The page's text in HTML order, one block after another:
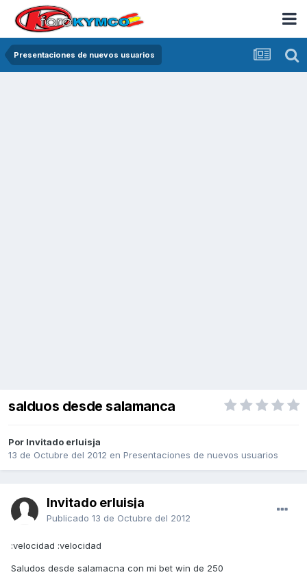
Presentaciones de nuevos usuarios
salduos desde salamanca
Por Invitado erluisja
13 de Octubre del 2012 en Presentaciones de nuevos usuarios
Invitado erluisja
Publicado 13 de Octubre del 2012
:velocidad :velocidad
Saludos desde salamacna con mi bet win de 250